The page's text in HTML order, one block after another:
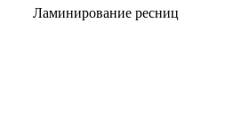
Ламинирование ресниц